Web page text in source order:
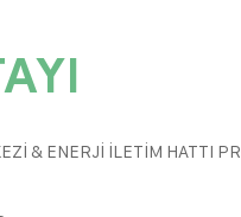
& ENERJİ İLETİM HATTI